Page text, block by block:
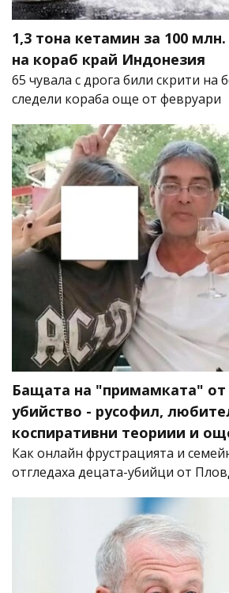
1,3 тона кетамин за 100
на кораб край Индонезия
65 чувала с дрога били скрити на
следели кораба още от февруари
Бащата на "примамката" от
убийство - русофил,
коспиративни теориии и
Как онлайн фрустрацията и
отгледаха децата-убийци от